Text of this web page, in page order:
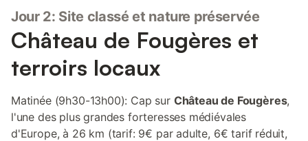
Jour 2: Site classé et nature préservée
Château de Fougères et
terroirs locaux
Matinée (9h30-13h00): Cap sur Château de Fougères,
l'une des plus grandes forteresses médiévales
d'Europe, à 26 km (tarif: 9€ par adulte, 6€ tarif réduit,